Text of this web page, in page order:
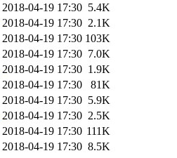
2018-04-19 17:30 5.4K
2018-04-19 17:30 2.1K
2018-04-19 17:30 103K
2018-04-19 17:30 7.0K
2018-04-19 17:30 1.9K
2018-04-19 17:30
81K
2018-04-19 17:30 5.9K
2018-04-19 17:30 2.5K
2018-04-19 17:30 111K
2018-04-19 17:30 8.5K